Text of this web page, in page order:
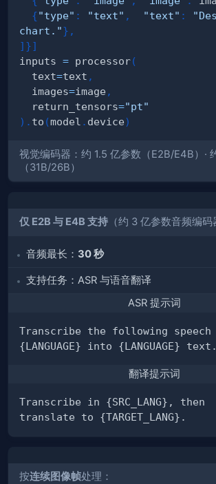
{"type" : "text" , "text" :
chart."} ,
] }]
inputs = processor(
  text
=text ,
  images
=image ,
  return_tensors
="pt"
) . to (model . device)
视觉编码器：约 1.5 亿参数（E2B/E4B）·
（31B/26B）
仅 E2B 与 E4B 支持 （约 3 亿参数音频编码
音频最长： 30 秒
支持任务：ASR 与语音翻译
ASR 提示词
翻译提示词
按连续图像帧处理：